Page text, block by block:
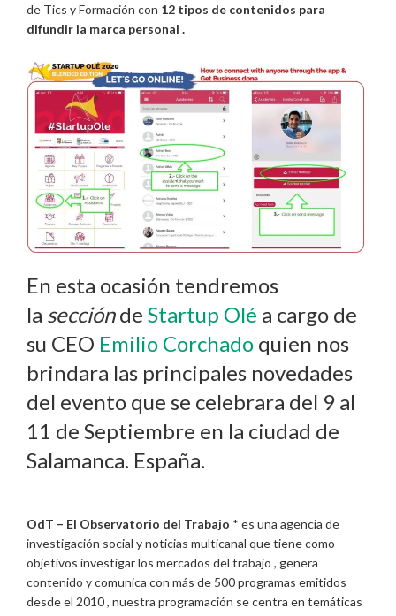
de Tics y Formación con 12 tipos de contenidos para
difundir la marca personal .
En esta ocasión tendremos
la secciónde Startup Olé a cargo de
su CEO Emilio Corchado quien nos
brindara las principales novedades
del evento que se celebrara del 9 al
11 de Septiembre en la ciudad de
Salamanca. España.
OdT – El Observatorio del Trabajo * es una agencia de
investigación social y noticias multicanal que tiene como
objetivos investigar los mercados del trabajo , genera
contenido y comunica con más de 500 programas emitidos
desde el 2010 , nuestra programación se centra en temáticas